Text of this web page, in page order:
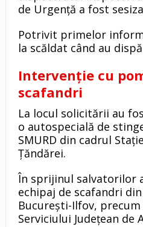
de Urgență a fost
Potrivit primelor
la scăldat când au
Intervenție cu
scafandri
La locul solicitării au
o autospecială de
SMURD din cadrul
Țăndărei.
În sprijinul salvatorilor
echipaj de scafandri
București-Ilfov,
Serviciului Județean de